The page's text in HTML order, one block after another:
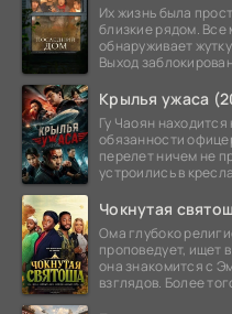
Их жизнь была
близкие рядом. Все
обнаруживает
Выход
Крылья ужаса
Гу Чаоян
обязанности
перелет ничем не
устроились в
Чокнутая
Ома глубоко
проповедует, ищет
она знакомится с
взглядов. Более